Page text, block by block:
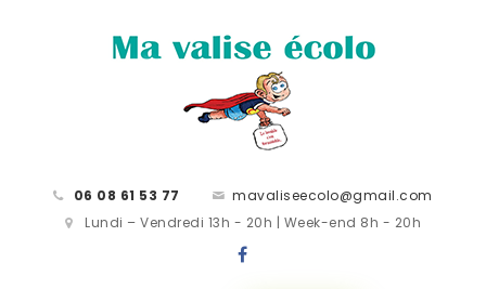
06 08 61 53 77
mavaliseecolo@gmail.com
Lundi – Vendredi 13h - 20h | Week-end 8h - 20h